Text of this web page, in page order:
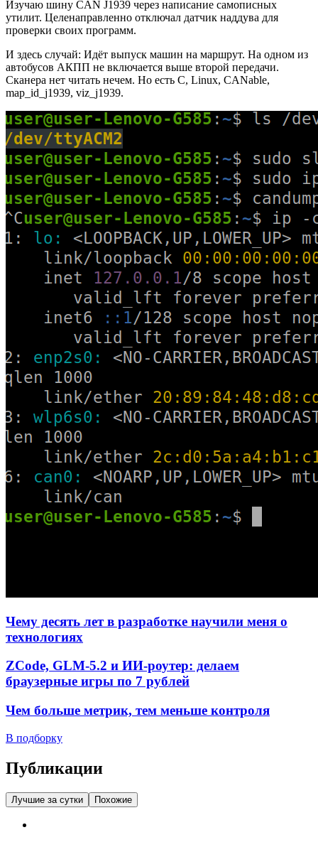
Изучаю шину CAN J1939 через написание самописных
утилит. Целенаправленно отключал датчик наддува для
проверки своих программ.
И здесь случай: Идёт выпуск машин на маршрут. На одном из
автобусов АКПП не включается выше второй передачи.
Сканера нет читать нечем. Но есть C, Linux, CANable,
map_id_j1939, viz_j1939.
Чему десять лет в разработке научили меня о
технологиях
ZCode, GLM-5.2 и ИИ-роутер: делаем
браузерные игры по 7 рублей
Чем больше метрик, тем меньше контроля
В подборку
Публикации
Лучшие за сутки Похожие